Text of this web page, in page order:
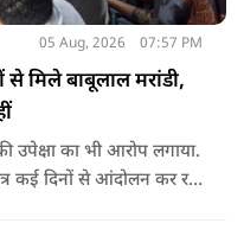
05 Aug, 2026 07:57 PM
मिले बाबूलाल मरांडी,
उपेक्षा का भी आरोप लगाया.
कई दिनों से आंदोलन कर रहे